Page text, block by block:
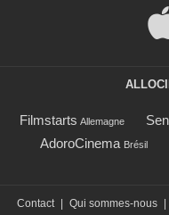
Filmstarts Allemagne
AdoroCinema Brésil
Contact Qui sommes-nous